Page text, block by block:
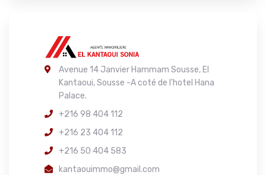
Avenue 14 Janvier Hammam Sousse, El
Kantaoui, Sousse -A coté de l'hotel Hana
Palace.
+216 98 404 112
+216 23 404 112
+216 50 404 583
kantaouimmo@gmail.com